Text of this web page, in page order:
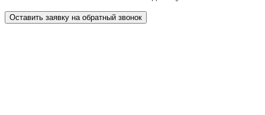
Оставить заявку на обратный звонок